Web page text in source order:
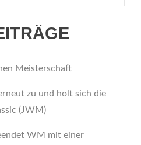
Meisterschaft
zu und holt sich die
(JWM)
WM mit einer